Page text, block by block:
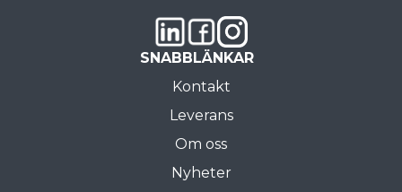
SNABBLÄNKAR
Kontakt
Leverans
Om oss
Nyheter